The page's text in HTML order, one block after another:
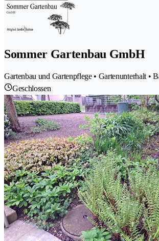
Sommer Gartenbau GmbH
Gartenbau und Gartenpflege • Gartenunterhalt •
Geschlossen